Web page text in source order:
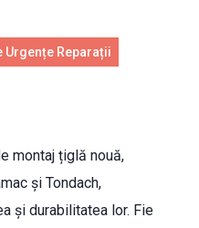
Urgențe Reparații
montaj țiglă nouă,
și Tondach,
și durabilitatea lor. Fie